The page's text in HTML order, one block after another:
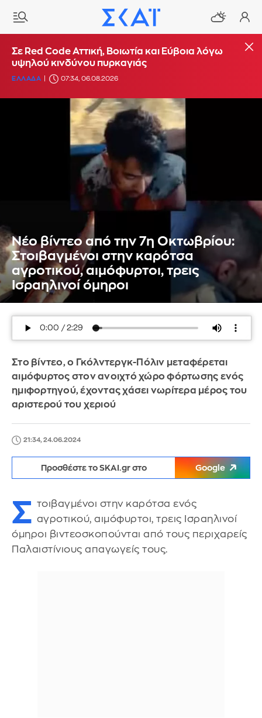
Σε Red Code Αττική, Βοιωτία και Εύβοια λόγω
υψηλού κινδύνου πυρκαγιάς
ΕΛΛΑΔΑ 07:34, 06.08.2026
Νέο βίντεο από την 7η Οκτωβρίου:
Στοιβαγμένοι στην καρότσα
αγροτικού, αιμόφυρτοι, τρεις
Ισραηλινοί όμηροι
Στο βίντεο, ο Γκόλντεργκ-Πόλιν μεταφέρεται
αιμόφυρτος στον ανοιχτό χώρο φόρτωσης ενός
ημιφορτηγού, έχοντας χάσει νωρίτερα μέρος του
αριστερού του χεριού
21:34, 24.06.2024
Προσθέστε το SKAI.gr στο Google
Σ τοιβαγμένοι στην καρότσα ενός
αγροτικού, αιμόφυρτοι, τρεις Ισραηλινοί
όμηροι βιντεοσκοπούνται από τους περιχαρείς
Παλαιστίνιους απαγωγείς τους.